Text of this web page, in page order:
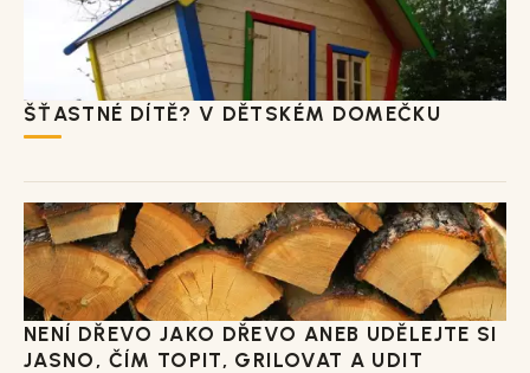
ŠŤASTNÉ DÍTĚ? V DĚTSKÉM DOMEČKU
NENÍ DŘEVO JAKO DŘEVO ANEB UDĚLEJTE SI
JASNO, ČÍM TOPIT, GRILOVAT A UDIT